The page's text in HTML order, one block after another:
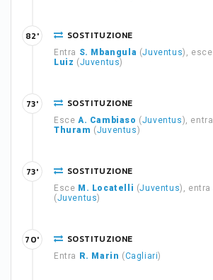
SOSTITUZIONE
Entra S. Mbangula (Juventus), esce
Luiz (Juventus)
82'
SOSTITUZIONE
Esce A. Cambiaso (Juventus), entra
Thuram (Juventus)
73'
SOSTITUZIONE
Esce M. Locatelli (Juventus), entra
(Juventus)
73'
SOSTITUZIONE
Entra R. Marin (Cagliari)
70'